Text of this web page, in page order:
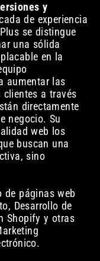
y
de experiencia
se distingue
una sólida
en la
aumentar las
clientes a través
directamente
negocio. Su
web los
buscan una
sino
de páginas web
Desarrollo de
Shopify y otras